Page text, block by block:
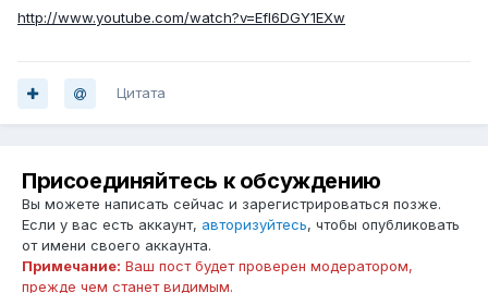
http://www.youtube.com/watch?v=EfI6DGY1EXw
Цитата
Присоединяйтесь к обсуждению
Вы можете написать сейчас и зарегистрироваться позже.
Если у вас есть аккаунт, авторизуйтесь, чтобы опубликовать
от имени своего аккаунта.
Примечание: Ваш пост будет проверен модератором,
прежде чем станет видимым.